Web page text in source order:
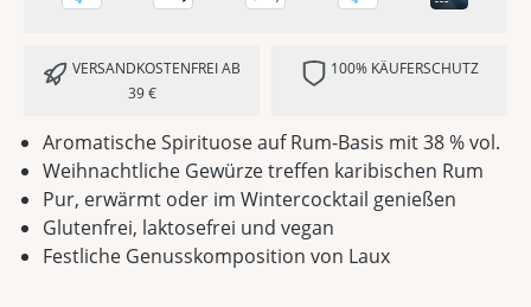
Aromatische Spirituose auf Rum-Basis mit 38 % vol.
Weihnachtliche Gewürze treffen karibischen Rum
Pur, erwärmt oder im Wintercocktail genießen
Glutenfrei, laktosefrei und vegan
Festliche Genusskomposition von Laux
VERSANDKOSTENFREI AB
39 €
100% KÄUFERSCHUTZ